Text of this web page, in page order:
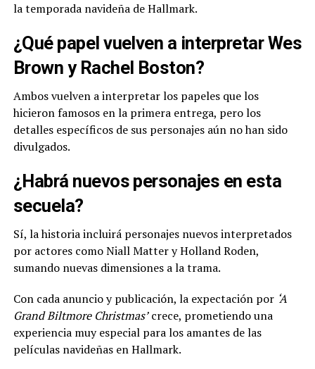
la temporada navideña de Hallmark.
¿Qué papel vuelven a interpretar Wes
Brown y Rachel Boston?
Ambos vuelven a interpretar los papeles que los
hicieron famosos en la primera entrega, pero los
detalles específicos de sus personajes aún no han sido
divulgados.
¿Habrá nuevos personajes en esta
secuela?
Sí, la historia incluirá personajes nuevos interpretados
por actores como Niall Matter y Holland Roden,
sumando nuevas dimensiones a la trama.
Con cada anuncio y publicación, la expectación por ‘A
Grand Biltmore Christmas’crece, prometiendo una
experiencia muy especial para los amantes de las
películas navideñas en Hallmark.